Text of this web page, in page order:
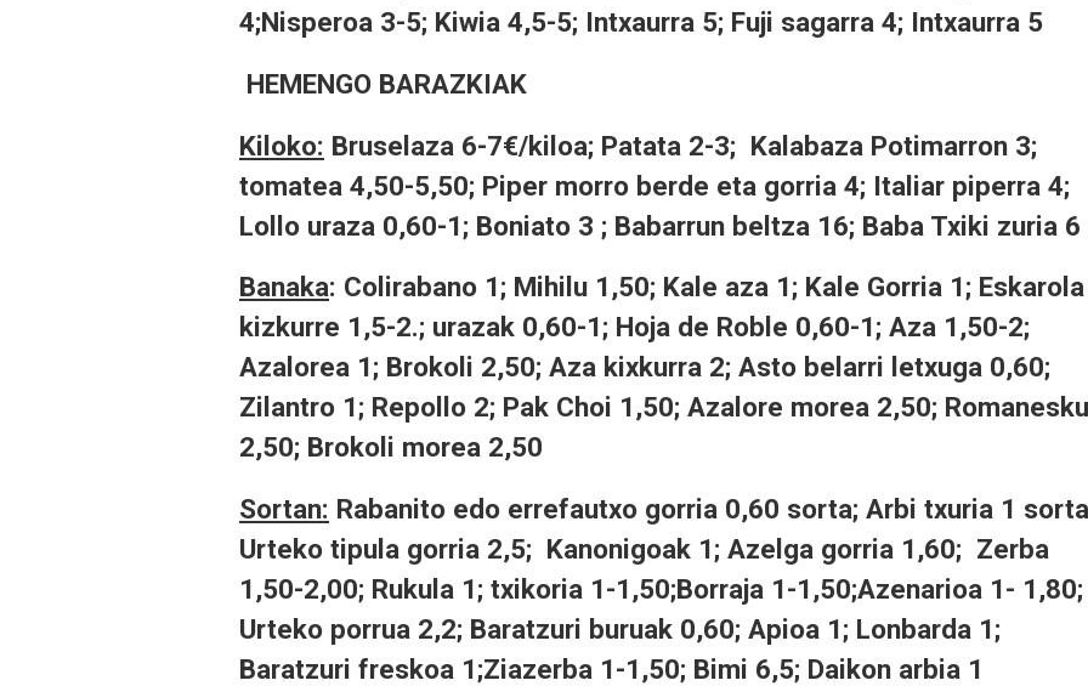
4;Nisperoa 3-5; Kiwia 4,5-5; Intxaurra 5; Fuji sagarra 4; Intxaurra 5
HEMENGO BARAZKIAK
Kiloko: Bruselaza 6-7€/kiloa; Patata 2-3; Kalabaza Potimarron 3;
tomatea 4,50-5,50; Piper morro berde eta gorria 4; Italiar piperra 4;
Lollo uraza 0,60-1; Boniato 3 ; Babarrun beltza 16; Baba Txiki zuria 6
Banaka: Colirabano 1; Mihilu 1,50; Kale aza 1; Kale Gorria 1; Eskarola
kizkurre 1,5-2.; urazak 0,60-1; Hoja de Roble 0,60-1; Aza 1,50-2;
Azalorea 1; Brokoli 2,50; Aza kixkurra 2; Asto belarri letxuga 0,60;
Zilantro 1; Repollo 2; Pak Choi 1,50; Azalore morea 2,50; Romanesku
2,50; Brokoli morea 2,50
Sortan: Rabanito edo errefautxo gorria 0,60 sorta; Arbi txuria 1
Urteko tipula gorria 2,5; Kanonigoak 1; Azelga gorria 1,60; Zerba
1,50-2,00; Rukula 1; txikoria 1-1,50;Borraja 1-1,50;Azenarioa 1- 1,80;
Urteko porrua 2,2; Baratzuri buruak 0,60; Apioa 1; Lonbarda 1;
Baratzuri freskoa 1;Ziazerba 1-1,50; Bimi 6,5; Daikon arbia 1